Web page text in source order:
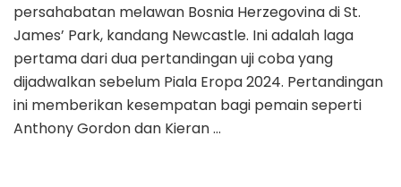
persahabatan melawan Bosnia Herzegovina di St.
James’ Park, kandang Newcastle. Ini adalah laga
pertama dari dua pertandingan uji coba yang
dijadwalkan sebelum Piala Eropa 2024. Pertandingan
ini memberikan kesempatan bagi pemain seperti
Anthony Gordon dan Kieran …